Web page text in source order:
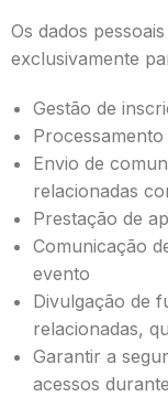
Os dados
exclusivamente
Gestão de
Envio de
relacionadas
Prestação de
Comunicação
evento
Divulgação de
relacionadas,
Garantir a
acessos